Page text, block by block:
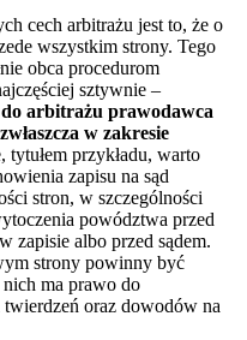
cech arbitrażu jest to, że o
wszystkim strony. Tego
obca procedurom
sztywnie –
arbitrażu prawodawca
w zakresie
tytułem przykładu, warto
zapisu na sąd
stron, w szczególności
powództwa przed
zapisie albo przed sądem.
strony powinny być
ma prawo do
oraz dowodów na